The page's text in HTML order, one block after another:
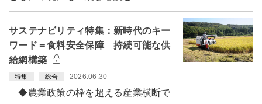
サステナビリティ特集：新時代のキー
ワード＝食料安全保障 持続可能な供
給網構築
特集 総合 2026.06.30
◆農業政策の枠を超える産業横断で